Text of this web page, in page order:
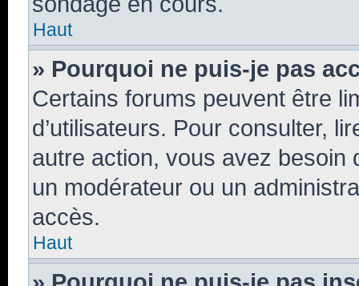
Haut
» Pourquoi ne puis-je pas
Certains forums peuvent être
d’utilisateurs. Pour consulter,
autre action, vous avez besoin
un modérateur ou un
accès.
Haut